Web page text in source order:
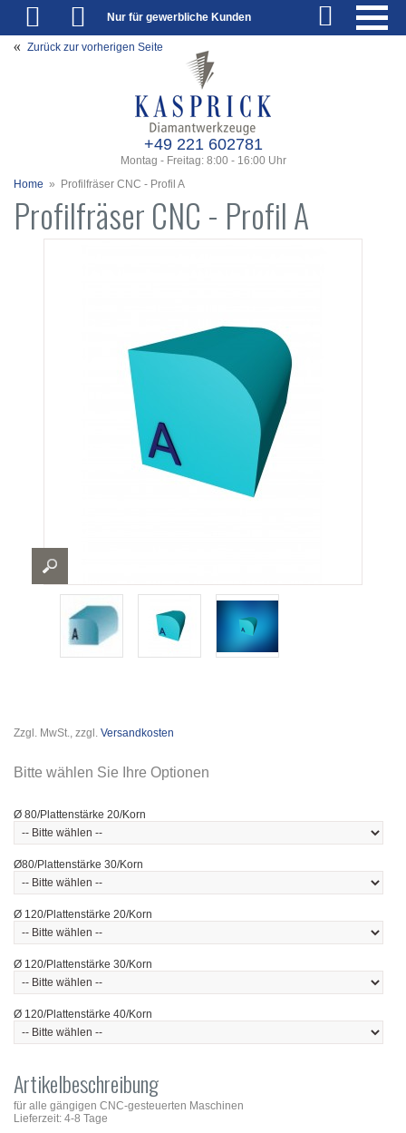
Nur für gewerbliche Kunden
+49 221 602781
Montag - Freitag: 8:00 - 16:00 Uhr
Home » Profilfräser CNC - Profil A
Zurück zur vorherigen Seite
Profilfräser CNC - Profil A
Zzgl. MwSt., zzgl. Versandkosten
Bitte wählen Sie Ihre Optionen
Ø 80/Plattenstärke 20/Korn
Ø80/Plattenstärke 30/Korn
Ø 120/Plattenstärke 20/Korn
Ø 120/Plattenstärke 30/Korn
Ø 120/Plattenstärke 40/Korn
Artikelbeschreibung
für alle gängigen CNC-gesteuerten Maschinen
Lieferzeit: 4-8 Tage